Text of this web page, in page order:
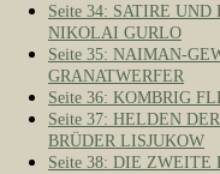
Seite 34: SATIRE UND
NIKOLAI GURLO
Seite 35: NAIMAN-
GRANATWERFER
Seite 36: KOMBRIG
Seite 37: HELDEN
BRÜDER LISJUKOW
Seite 38: DIE ZWEITE